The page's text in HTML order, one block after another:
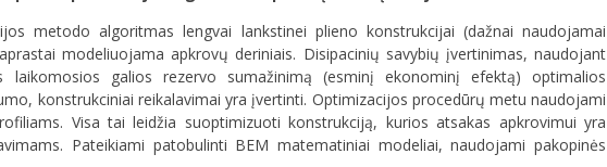
metodo algoritmas lengvai lankstinei plieno konstrukcijai (dažnai naudojamai
modeliuojama apkrovų deriniais. Disipacinių savybių įvertinimas, naudojant
laikomosios galios rezervo sumažinimą (esminį ekonominį efektą) optimalios
konstrukciniai reikalavimai yra įvertinti. Optimizacijos procedūrų metu naudojami
Visa tai leidžia suoptimizuoti konstrukciją, kurios atsakas apkrovimui yra
Pateikiami patobulinti BEM matematiniai modeliai, naudojami pakopinės